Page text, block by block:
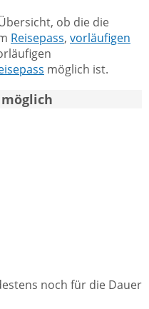
ob die die
Reisepass, vorläufigen
möglich ist.
noch für die Dauer